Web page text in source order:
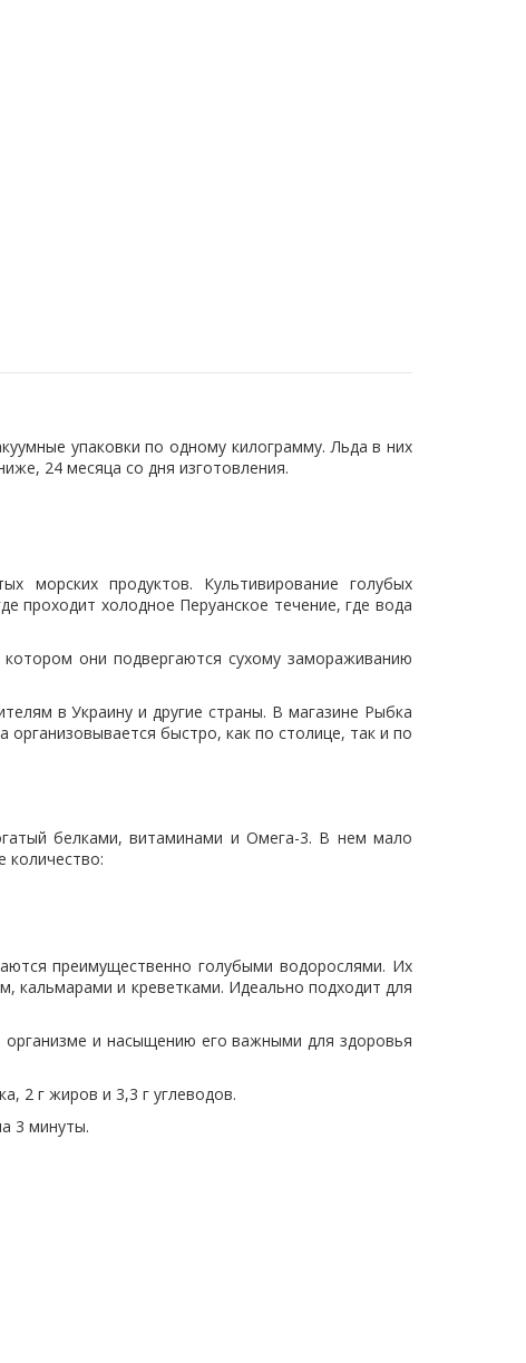
упаковки по одному килограмму. Льда в них
24 месяца со дня изготовления.
морских продуктов. Культивирование голубых
проходит холодное Перуанское течение, где вода
котором они подвергаются сухому замораживанию
в Украину и другие страны. В магазине Рыбка
быстро, как по столице, так и по
белками, витаминами и Омега-3. В нем мало
количество:
преимущественно голубыми водорослями. Их
кальмарами и креветками. Идеально подходит для
и насыщению его важными для здоровья
2 г жиров и 3,3 г углеводов.
3 минуты.